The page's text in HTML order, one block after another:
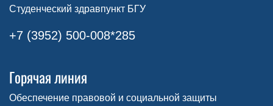
Студенческий здравпункт БГУ
+7 (3952) 500-008*285
Горячая линия
Обеспечение правовой и социальной защиты